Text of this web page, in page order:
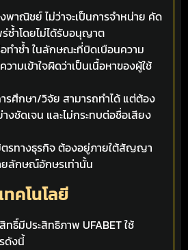
งพาณิชย์ ไม่ว่าจะเป็นการจำหน่าย คัด
ซ้ำโดยไม่ได้รับอนุญาต
ทำซ้ำ ในลักษณะที่บิดเบือนความ
ามเข้าใจผิดว่าเป็นเนื้อหาของผู้ใช้
รศึกษา/วิจัย สามารถทำได้ แต่ต้อง
งชัดเจน และไม่กระทบต่อชื่อเสียง
ตรทางธุรกิจ ต้องอยู่ภายใต้สัญญา
ลักษณ์อักษรเท่านั้น
คโนโลยี
ธิ์มีประสิทธิภาพ UFABET ใช้
ดังนี้